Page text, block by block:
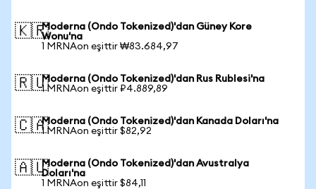
🇰🇷Moderna (Ondo Tokenized)'dan Güney Kore
Wonu'na
1 MRNAon eşittir ₩83.684,97
🇷🇺Moderna (Ondo Tokenized)'dan Rus Rublesi'na
1 MRNAon eşittir ₽4.889,89
🇨🇦Moderna (Ondo Tokenized)'dan Kanada Doları'na
1 MRNAon eşittir $82,92
🇦🇺Moderna (Ondo Tokenized)'dan Avustralya
Doları'na
1 MRNAon eşittir $84,11